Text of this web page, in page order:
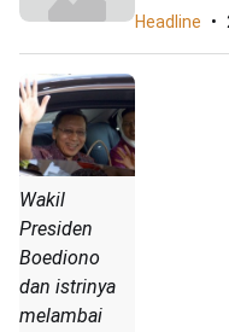
Headline
Wakil
Presiden
Boediono
dan istrinya
melambai